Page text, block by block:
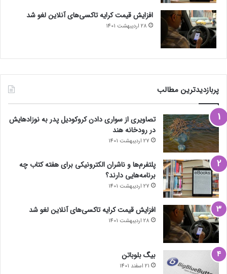
افزایش قیمت کرایه تاکسی‌های آنلاین لغو شد
28 اردیبهشت 1401
پربازدیدترین مطالب
تصاویری از سواری دادن کروکودیل پدر به نوزادهایش
در رودخانه هند
27 اردیبهشت 1401
پلتفرم‌ها و ناشران الکترونیکی برای هفته کتاب چه
برنامه‌هایی دارند؟
27 اردیبهشت 1401
افزایش قیمت کرایه تاکسی‌های آنلاین لغو شد
28 اردیبهشت 1401
بیگ بلوباتن
21 اسفند 1401